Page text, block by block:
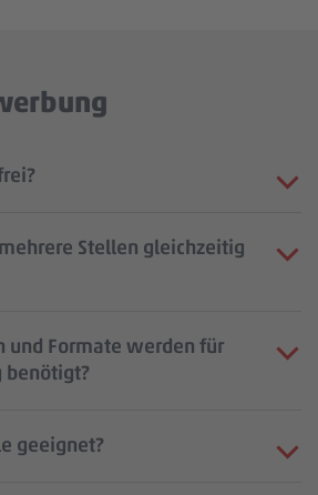
Stellen gleichzeitig
und Formate werden für
benötigt?
geeignet?